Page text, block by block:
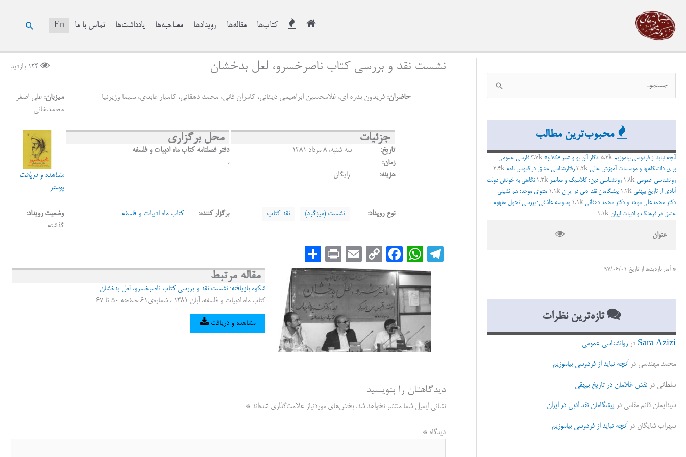
محتوا
کتاب‌ها مقاله‌ها رویدادها مصاحبه‌ها یادداشت‌ها تماس با ما En جستجو
ب
ر
ا
ی
محبوب‌ترین مطالب
آنچه نباید از فردوسی بیاموزیم ادگار آلن پو و شعر «کلاغ»
فارسی عمومی:
برای دانشگاهها و موسسات آموزش عالی
رفتارشناسی عشق در قابوس نامه
روانشناسی عمومی
روانشناسی دین: کلاسیک و معاصر
نگاهی به خوانش دولت
آبادی از تاریخ بیهقی
پیشگامان نقد ادبی در ایران
مثنوی موحد: هم نشینی
دکتر محمدعلی موحد و دکتر محمد دهقانی
وسوسه عاشقی: بررسی تحول مفهوم
عشق در فرهنگ و ادبیات ایران
عنوان
* آمار بازدیدها از تاریخ 97/06/01
تازه‌ترین نظرات
Sara Azizi در روانشناسی عمومی
محمد مهندسی در آنچه نباید از فردوسی بیاموزیم
سلطانی در نقش غلامان در تاریخ بیهقی
سیدایمان قائم مقامی درپیشگامان نقد ادبی در ایران
سهراب شایگان در آنچه نباید از فردوسی بیاموزیم
نشست نقد و بررسی کتاب ناصرخسرو، لعل بدخشان 124 بازدید
میزبان: علی اصغر
محمدخانی
حاضران:فریدون بدره ای، غلامحسین ابراهیمی دینانی، کامران فانی، محمد دهقانی، کامیار عابدی، سیما وزیرنیا
مشاهده و دریافت
پوستر
محل برگزاری
دفتر فصلنامه کتاب ماه ادبیات و فلسفه
،
جزئیات
تاریخ:
سه شنبه، ۸ مرداد ۱۳۸۱
زمان:
هزینه:
رایگان
وضعیت رویداد:
گذشته
برگزار کننده: کتاب ماه ادبیات و فلسفه نوع رویداد: نشست (میزگرد) نقد کتاب
Te
le
gr
a
m
W
ha
ts
A
pp
Fa
ce
bo
ok
C
op
y
Li
nk
E
m
ail
Pr
in
t
ha
re
مقاله مرتبط
شکوه بازیافته: نشست نقد و بررسی کتاب ناصرخسرو، لعل بدخشان
کتاب ماه ادبیات و فلسفه، آبان 1381 ، شماره‌ی61 ،صفحه 50 تا 67
مشاهده و دریافت
دیدگاهتان را بنویسید
نشانی ایمیل شما منتشر نخواهد شد. بخش‌های موردنیاز علامت‌گذاری شده‌اند*
دیدگاه*